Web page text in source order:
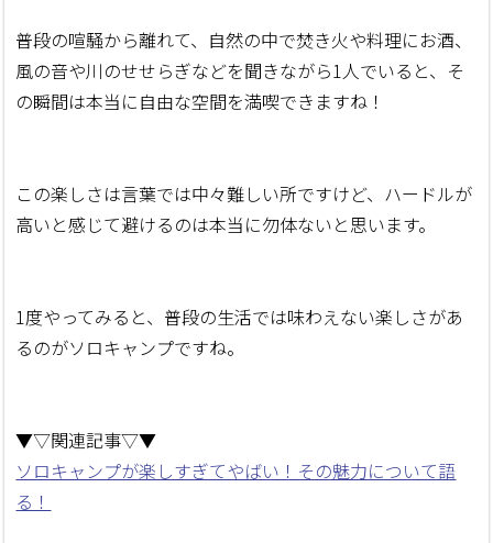
普段の喧騒から離れて、自然の中で焚き火や料理にお酒、
風の音や川のせせらぎなどを聞きながら1人でいると、そ
の瞬間は本当に自由な空間を満喫できますね！
この楽しさは言葉では中々難しい所ですけど、ハードルが
高いと感じて避けるのは本当に勿体ないと思います。
1度やってみると、普段の生活では味わえない楽しさがあ
るのがソロキャンプですね。
▼▽関連記事▽▼
ソロキャンプが楽しすぎてやばい！その魅力について語
る！